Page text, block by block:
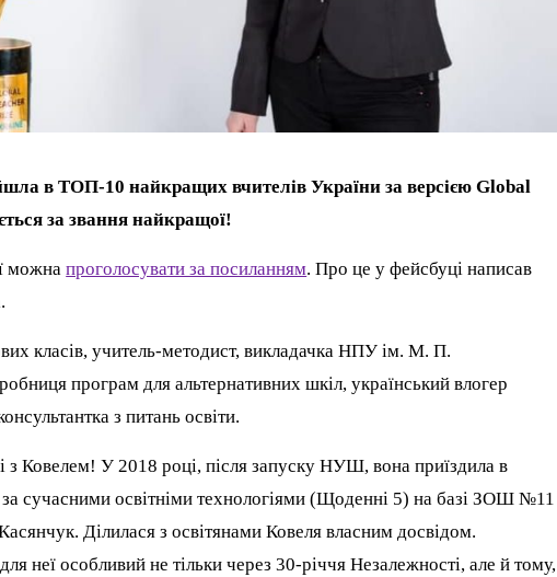
в ТОП-10 найкращих вчителів України за версією Global
за звання найкращої!
можнапроголосувати за посиланням. Про це у фейсбуці написав
.
класів, учитель-методист, викладачка НПУ ім. М. П.
програм для альтернативних шкіл, український влогер
з питань освіти.
з Ковелем! У 2018 році, після запуску НУШ, вона приїздила в
сучасними освітніми технологіями (Щоденні 5) на базі ЗОШ №11
Ділилася з освітянами Ковеля власним досвідом.
неї особливий не тільки через 30-річчя Незалежності, але й тому,